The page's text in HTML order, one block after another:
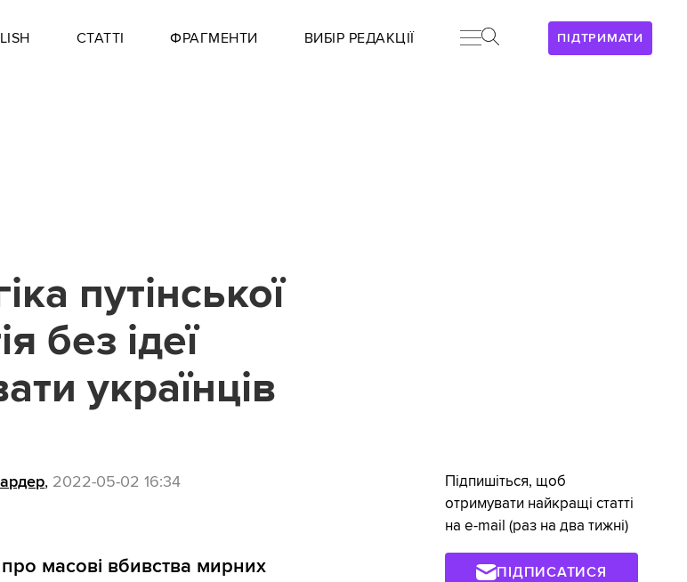
ПІДТРИМАТИ
СТАТТІ ФРАГМЕНТИ ВИБІР РЕДАКЦІЇ
путінської
без ідеї
українців
, 2022-05-02 16:34
масові вбивства мирних
Підпишіться, щоб
отримувати найкращі статті
на e-mail (раз на два тижні)
ПІДПИСАТИСЯ